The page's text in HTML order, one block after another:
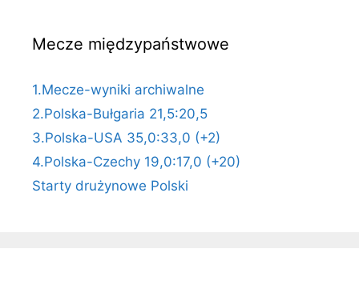
Mecze międzypaństwowe
1.Mecze-wyniki archiwalne
2.Polska-Bułgaria 21,5:20,5
3.Polska-USA 35,0:33,0 (+2)
4.Polska-Czechy 19,0:17,0 (+20)
Starty drużynowe Polski